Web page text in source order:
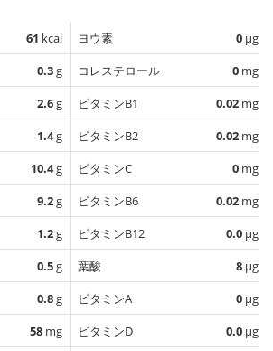
61 kcal
0.3g
2.6g
1.4g
10.4g
9.2g
1.2g
0.5g
0.8g
58 mg
ヨウ素 0 µg
コレステロール
0 mg
ビタミンB1
0.02 mg
ビタミンB2
0.02 mg
ビタミンC
0 mg
ビタミンB6
0.02 mg
ビタミンB12
0.0 µg
葉酸
8 µg
ビタミンA
0 µg
ビタミンD
0.0 µg